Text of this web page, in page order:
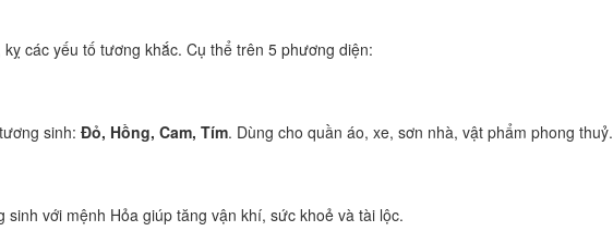
các yếu tố tương khắc. Cụ thể trên 5 phương diện:
sinh: Đỏ, Hồng, Cam, Tím. Dùng cho quần áo, xe, sơn nhà, vật phẩm phong thuỷ.
với mệnh Hỏa giúp tăng vận khí, sức khoẻ và tài lộc.